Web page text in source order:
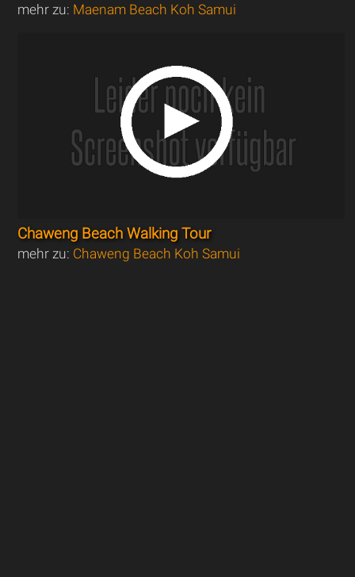
mehr zu: Maenam Beach Koh Samui
Chaweng Beach Walking Tour
mehr zu: Chaweng Beach Koh Samui